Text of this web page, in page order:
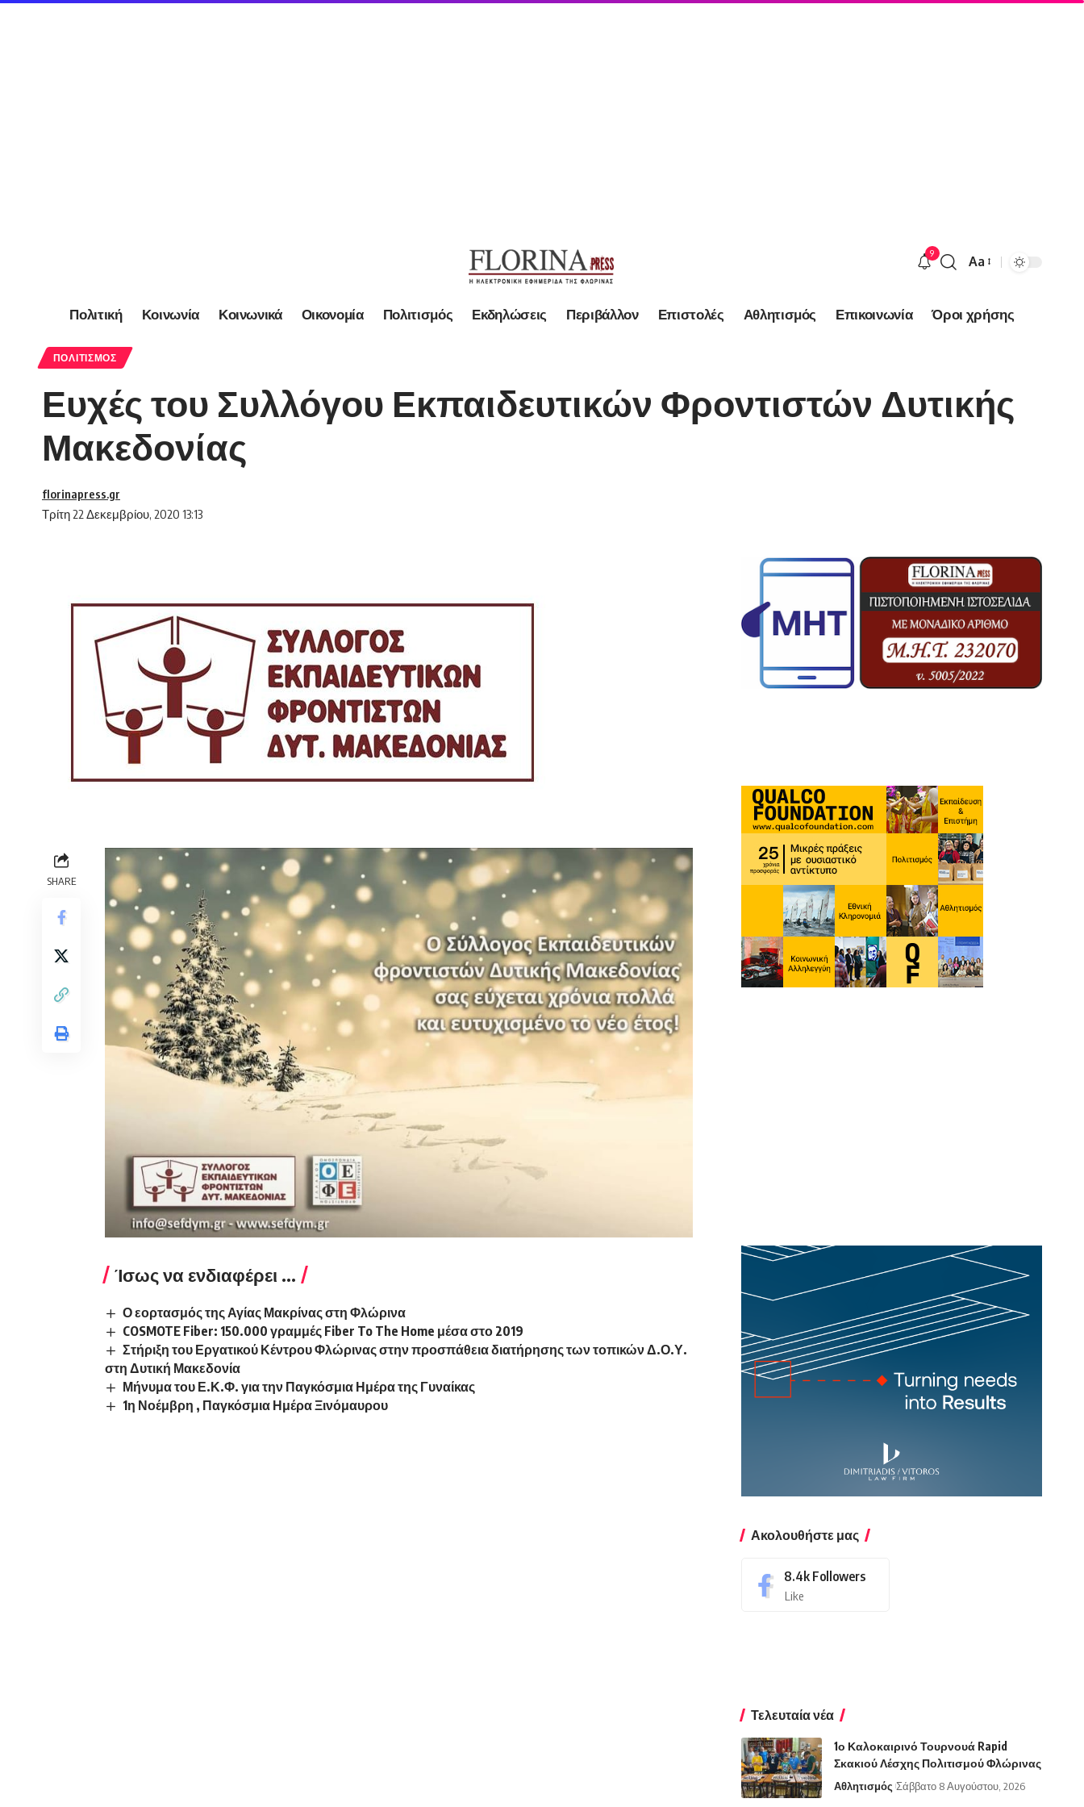
9
Font
Aa
Πολιτική Κοινωνία Κοινωνικά Οικονομία Πολιτισμός Εκδηλώσεις Περιβάλλον Επιστολές Αθλητισμός Επικοινωνία Όροι χρήσης
ΠΟΛΙΤΙΣΜΌΣ
Ευχές του Συλλόγου Εκπαιδευτικών Φροντιστών Δυτικής
Μακεδονίας
Τρίτη 22 Δεκεμβρίου, 2020 13:13
florinapress.gr
SHARE
Ίσως να ενδιαφέρει ...
Ο εορτασμός της Αγίας Μακρίνας στη Φλώρινα
COSMOTE Fiber: 150.000 γραμμές Fiber To The Home μέσα στο 2019
Στήριξη του Εργατικού Κέντρου Φλώρινας στην προσπάθεια διατήρησης των τοπικών Δ.Ο.Υ.
στη Δυτική Μακεδονία
Μήνυμα του Ε.Κ.Φ. για την Παγκόσμια Ημέρα της Γυναίκας
1η Νοέμβρη , Παγκόσμια Ημέρα Ξινόμαυρου
Ακολουθήστε μας
8.4k Followers
Like
Τελευταία νέα
1ο Καλοκαιρινό Τουρνουά Rapid
Σκακιού Λέσχης Πολιτισμού Φλώρινας
Αθλητισμός Σάββατο 8 Αυγούστου, 2026